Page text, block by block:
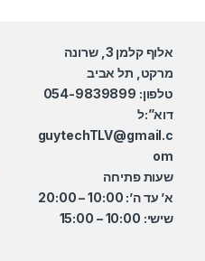
אלוף קלמן 3, שרונה
מרקט, תל אביב
טלפון: 054-9839899
דוא”:ל
guytechTLV@gmail.c
om
שעות פתיחה
א’ עד ה’: 10:00 – 20:00
שישי: 10:00 – 15:00